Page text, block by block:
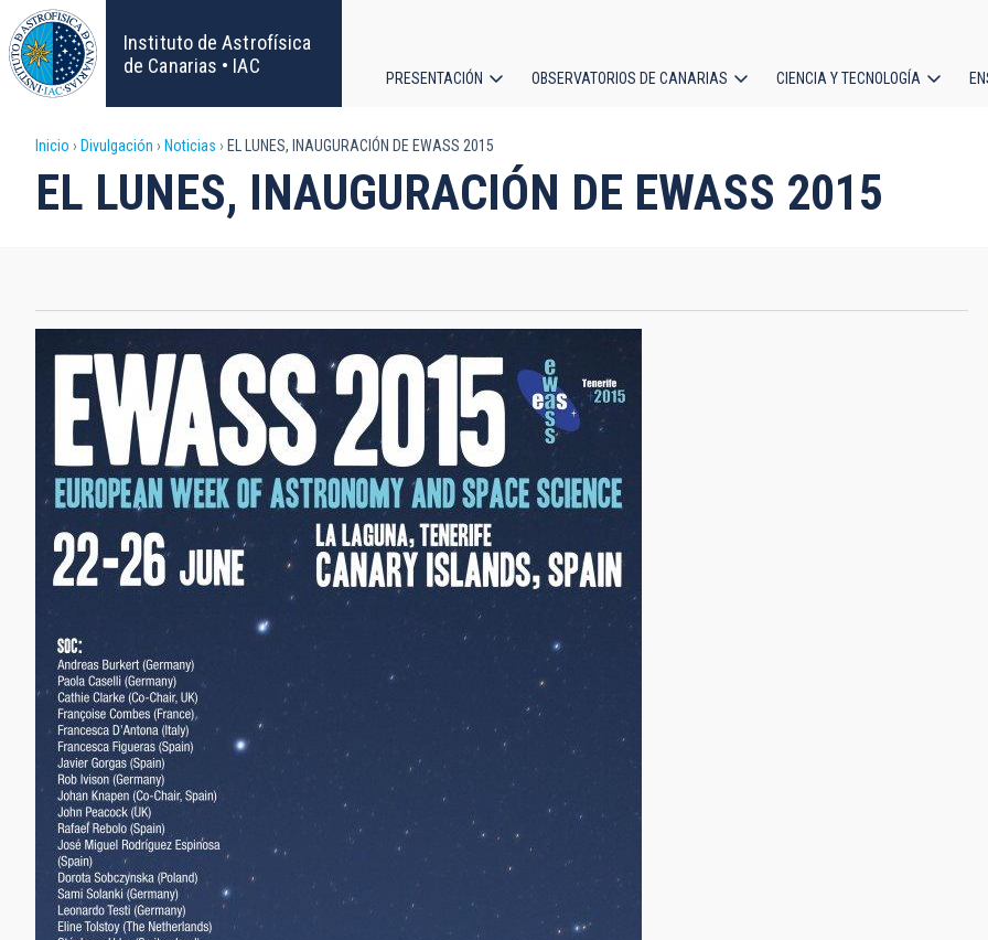
Pasar
al
contenido
principal
Instituto de Astrofísica
de Canarias • IAC
principal
PRESENTACIÓN OBSERVATORIOS DE CANARIAS CIENCIA Y TECNOLOGÍA
Sobrescribir
enlaces
ayuda
a
navegación
Inicio Divulgación Noticias EL LUNES, INAUGURACIÓN DE EWASS 2015
EL LUNES, INAUGURACIÓN DE EWASS 2015